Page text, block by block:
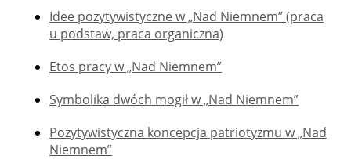
Idee pozytywistyczne w „Nad Niemnem” (praca
u podstaw, praca organiczna)
Etos pracy w „Nad Niemnem”
Symbolika dwóch mogił w „Nad Niemnem”
Pozytywistyczna koncepcja patriotyzmu w „Nad
Niemnem”